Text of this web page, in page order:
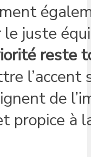
juste
reste
l’accent
de
propice à